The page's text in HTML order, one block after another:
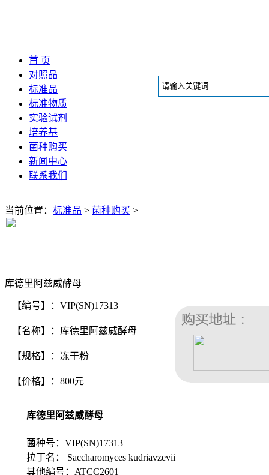
首 页
对照品
标准品
标准物质
实验试剂
培养基
菌种购买
新闻中心
联系我们
当前位置： 标准品 > 菌种购买 >
库德里阿兹威酵母
【编号】：VIP(SN)17313
【名称】：库德里阿兹威酵母
【规格】：冻干粉
【价格】：800元
库德里阿兹威酵母
菌种号：VIP(SN)17313
拉丁名： Saccharomyces kudriavzevii
其他编号：ATCC2601